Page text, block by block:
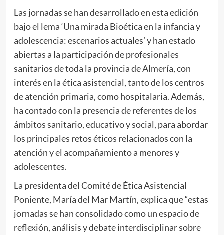
Las jornadas se han desarrollado en esta edición
bajo el lema ‘Una mirada Bioética en la infancia y
adolescencia: escenarios actuales’ y han estado
abiertas a la participación de profesionales
sanitarios de toda la provincia de Almería, con
interés en la ética asistencial, tanto de los centros
de atención primaria, como hospitalaria. Además,
ha contado con la presencia de referentes de los
ámbitos sanitario, educativo y social, para abordar
los principales retos éticos relacionados con la
atención y el acompañamiento a menores y
adolescentes.
La presidenta del Comité de Ética Asistencial
Poniente, María del Mar Martín, explica que “estas
jornadas se han consolidado como un espacio de
reflexión, análisis y debate interdisciplinar sobre